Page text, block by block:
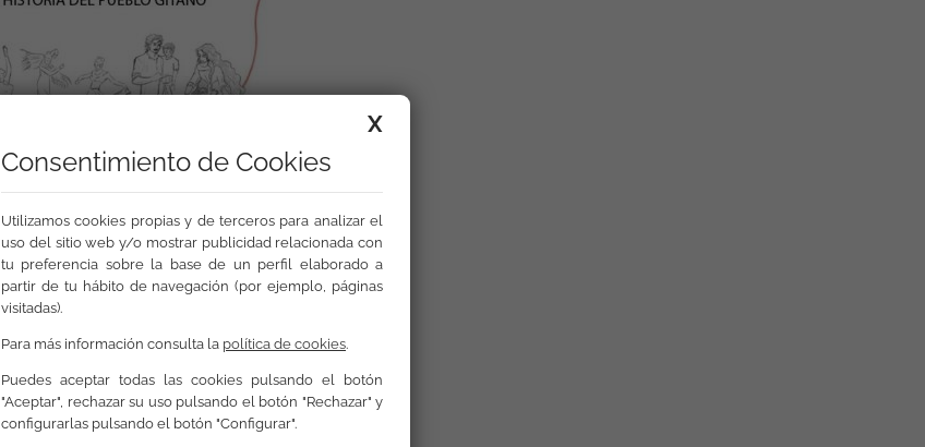
X
Consentimiento de Cookies
Utilizamos cookies propias y de terceros para analizar el
uso del sitio web y/o mostrar publicidad relacionada con
tu preferencia sobre la base de un perfil elaborado a
partir de tu hábito de navegación (por ejemplo, páginas
visitadas).
Para más información consulta la política de cookies.
Puedes aceptar todas las cookies pulsando el botón
"Aceptar", rechazar su uso pulsando el botón "Rechazar" y
configurarlas pulsando el botón "Configurar".